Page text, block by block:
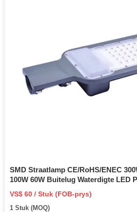
SMD Straatlamp CE/RoHS/ENEC
100W 60W Buitelug Waterdigte LED
VS$ 60 / Stuk (FOB-prys)
1 Stuk (MOQ)